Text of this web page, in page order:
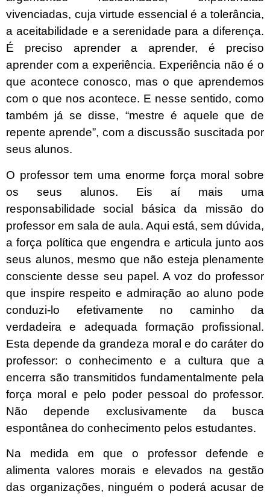
vivenciadas, cuja virtude essencial é a tolerância,
a aceitabilidade e a serenidade para a diferença.
É preciso aprender a aprender, é preciso
aprender com a experiência. Experiência não é o
que acontece conosco, mas o que aprendemos
com o que nos acontece. E nesse sentido, como
também já se disse, “mestre é aquele que de
repente aprende”, com a discussão suscitada por
seus alunos.
O professor tem uma enorme força moral sobre
os seus alunos. Eis aí mais uma
responsabilidade social básica da missão do
professor em sala de aula. Aqui está, sem dúvida,
a força política que engendra e articula junto aos
seus alunos, mesmo que não esteja plenamente
consciente desse seu papel. A voz do professor
que inspire respeito e admiração ao aluno pode
conduzi-lo efetivamente no caminho da
verdadeira e adequada formação profissional.
Esta depende da grandeza moral e do caráter do
professor: o conhecimento e a cultura que a
encerra são transmitidos fundamentalmente pela
força moral e pelo poder pessoal do professor.
Não depende exclusivamente da busca
espontânea do conhecimento pelos estudantes.
Na medida em que o professor defende e
alimenta valores morais e elevados na gestão
das organizações, ninguém o poderá acusar de